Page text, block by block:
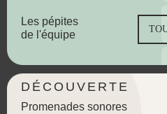
Les pépites
de l'équipe
DÉCOUVERTE
Promenades sonores